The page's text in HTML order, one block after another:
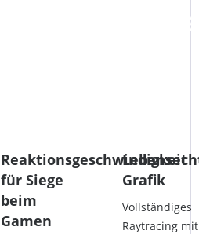
Reaktionsgeschwindigkeit
für Siege
beim
Gamen
Grafik
Vollständiges
Raytracing mit